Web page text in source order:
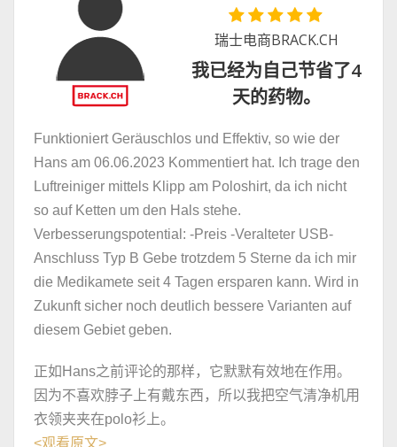
瑞士电商BRACK.CH
我已经为自己节省了4
天的药物。
Funktioniert Geräuschlos und Effektiv, so wie der
Hans am 06.06.2023 Kommentiert hat. Ich trage den
Luftreiniger mittels Klipp am Poloshirt, da ich nicht
so auf Ketten um den Hals stehe.
Verbesserungspotential: -Preis -Veralteter USB-
Anschluss Typ B Gebe trotzdem 5 Sterne da ich mir
die Medikamete seit 4 Tagen ersparen kann. Wird in
Zukunft sicher noch deutlich bessere Varianten auf
diesem Gebiet geben.
正如Hans之前评论的那样，它默默有效地在作用。
因为不喜欢脖子上有戴东西，所以我把空气清净机用
衣领夹夹在polo衫上。
<观看原文>